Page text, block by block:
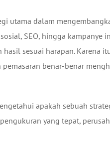
utama dalam
SEO, hingga kampanye
sesuai harapan. Karena
benar-benar
apakah sebuah
yang tepat,